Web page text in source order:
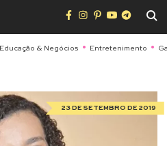
Educação & Negócios Entretenimento
23 DE SETEMBRO DE 2019